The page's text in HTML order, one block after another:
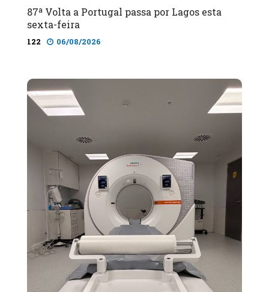
87ª Volta a Portugal passa por Lagos esta
sexta-feira
122 06/08/2026